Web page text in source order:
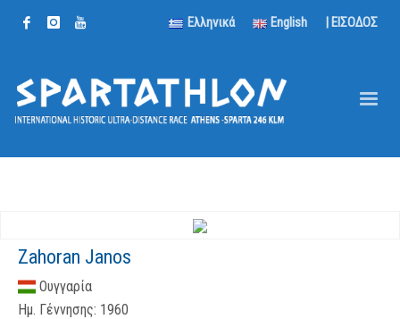
Ελληνικά English | ΕΙΣΟΔΟΣ
Zahoran Janos
Ουγγαρία
Ημ. Γέννησης: 1960